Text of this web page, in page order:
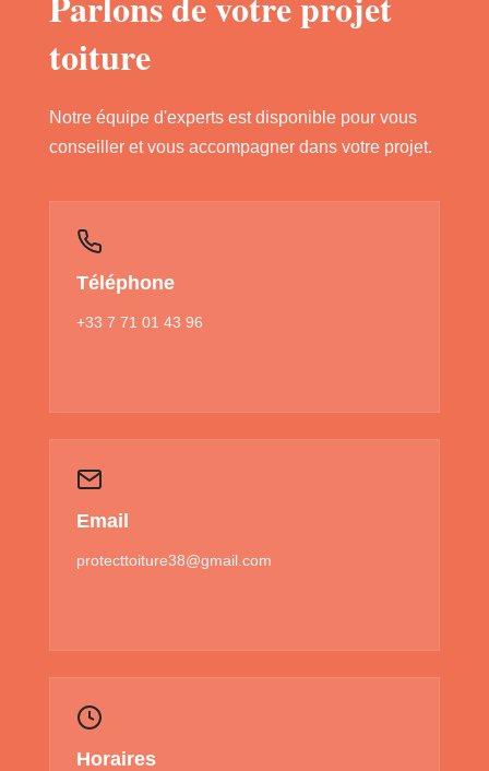
toiture
Notre équipe d'experts est disponible pour vous
conseiller et vous accompagner dans votre projet.
Téléphone
+33 7 71 01 43 96
Email
protecttoiture38@gmail.com
Horaires